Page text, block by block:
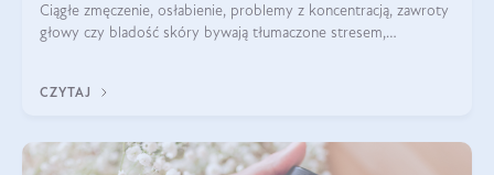
Ciągłe zmęczenie, osłabienie, problemy z koncentracją, zawroty
głowy czy bladość skóry bywają tłumaczone stresem,
CZYTAJ